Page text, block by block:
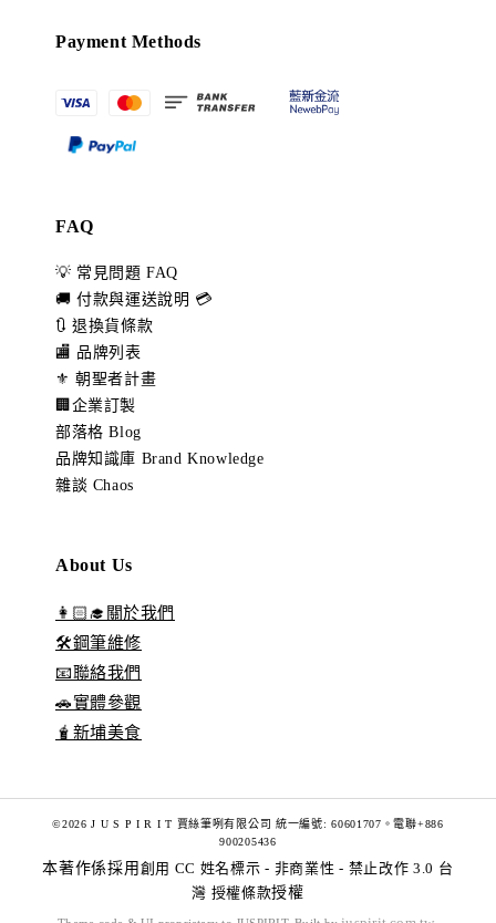
Payment Methods
FAQ
💡 常見問題 FAQ
🚚 付款與運送說明 💳
🔃 退換貨條款
🏬 品牌列表
⚜️ 朝聖者計畫
🏢企業訂製
部落格 Blog
品牌知識庫 Brand Knowledge
雜談 Chaos
About Us
👩🏻‍🎓關於我們
🛠️鋼筆維修
📧聯絡我們
🚗實體參觀
🧋新埔美食
©2026 J U S P I R I T 賈絲筆咧有限公司 統一編號: 60601707。電聯+886
900205436
本著作係採用 創用 CC 姓名標示 - 非商業性 - 禁止改作 3.0 台
灣 授權條款授權